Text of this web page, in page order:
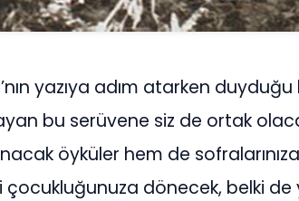
yazıya adım atarken
bu serüvene siz de ortak
öyküler hem de
çocukluğunuza dönecek, belki de